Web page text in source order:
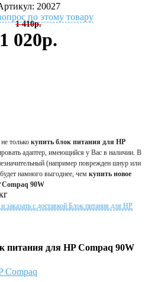
20027
по этому товару
1 410р.
1 020р.
только купить блок питания для HP
адаптер, имеющийся у Вас в наличии. В
(например поврежден шнур или
намного выгоднее, чем купить новое
Compaq 90W
заказать с доставкой Блок питания для HP
питания для HP Compaq 90W
Compaq